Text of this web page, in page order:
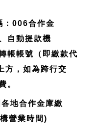
：006合作金
自動提款機
帳帳號（即繳款代
方，如為跨行交
。
地合作金庫繳
營業時間)